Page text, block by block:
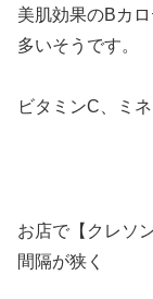
美肌効果のBカ
多いそうです。
ビタミンC、ミ
お店で【クレソ
間隔が狭く